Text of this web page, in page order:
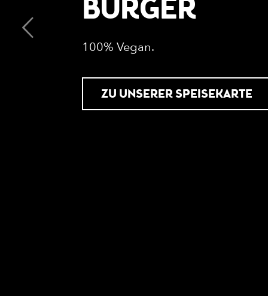
BURGER
100% Vegan.
ZU UNSERER SPEISEKARTE